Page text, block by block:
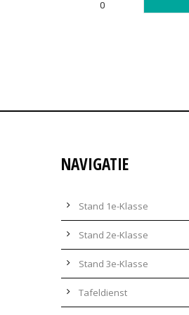
0
NAVIGATIE
Stand 1e-Klasse
Stand 2e-Klasse
Stand 3e-Klasse
Tafeldienst